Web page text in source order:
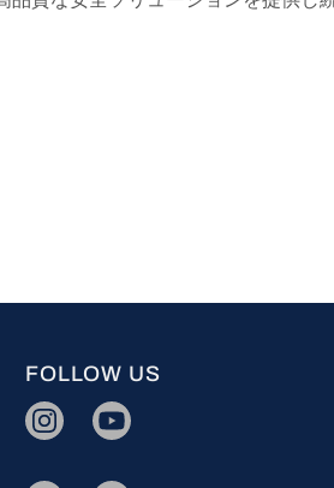
FOLLOW US
IG YT